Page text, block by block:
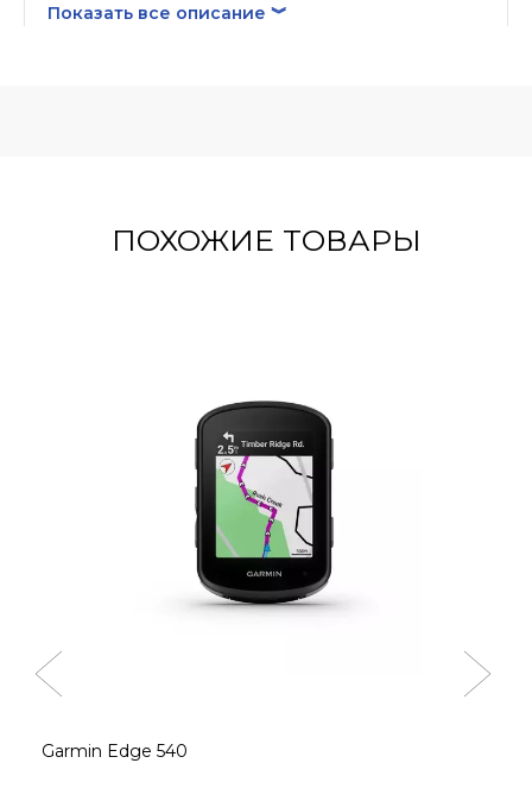
АДАПТИВНЫЙ КОУЧИНГ
Просматривайте ежедневные рекомендуемые
тренировки и подсказки о тренировках на
экране; получите индивидуальный коучинг на
адаптируется к вашей текущей тренировочной
нагрузке и восстановлению .
Показать все описание ︾
ПОХОЖИЕ ТОВАРЫ
Garmin Edge 540